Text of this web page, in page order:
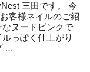
三田です。 今
客様ネイルのご紹
ヌードピンクで
っぽく仕上がり
…